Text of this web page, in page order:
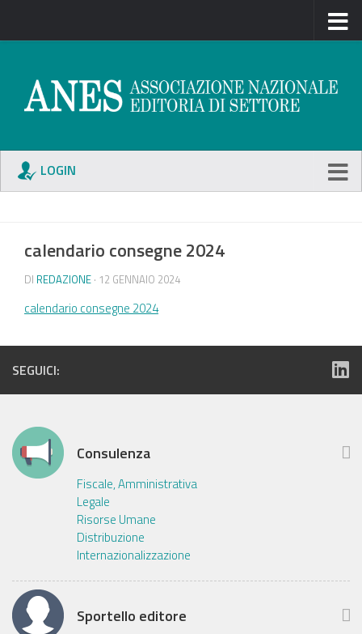
LOGIN
calendario consegne 2024
DI REDAZIONE · 12 GENNAIO 2024
calendario consegne 2024
SEGUICI:
Consulenza
Fiscale, Amministrativa
Legale
Risorse Umane
Distribuzione
Internazionalizzazione
Sportello editore